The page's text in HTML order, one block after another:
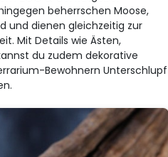
beherrschen Moose,
und dienen gleichzeitig zur
Mit Details wie Ästen,
du zudem dekorative
Bewohnern Unterschlupf